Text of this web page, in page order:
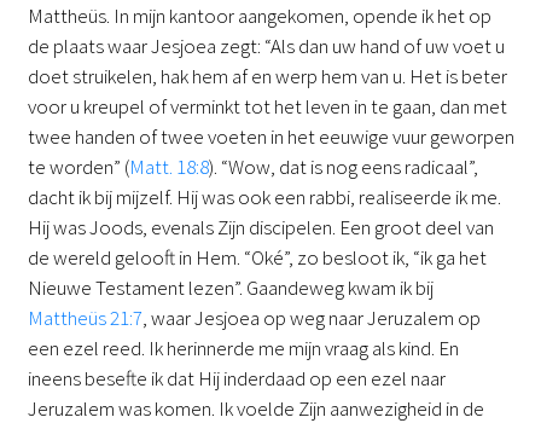
Mattheüs. In mijn kantoor aangekomen, opende ik het op
de plaats waar Jesjoea zegt: “Als dan uw hand of uw voet u
doet struikelen, hak hem af en werp hem van u. Het is beter
voor u kreupel of verminkt tot het leven in te gaan, dan met
twee handen of twee voeten in het eeuwige vuur geworpen
te worden” (Matt. 18:8). “Wow, dat is nog eens radicaal”,
dacht ik bij mijzelf. Hij was ook een rabbi, realiseerde ik me.
Hij was Joods, evenals Zijn discipelen. Een groot deel van
de wereld gelooft in Hem. “Oké”, zo besloot ik, “ik ga het
Nieuwe Testament lezen”. Gaandeweg kwam ik bij
Mattheüs 21:7, waar Jesjoea op weg naar Jeruzalem op
een ezel reed. Ik herinnerde me mijn vraag als kind. En
ineens besefte ik dat Hij inderdaad op een ezel naar
Jeruzalem was komen. Ik voelde Zijn aanwezigheid in de